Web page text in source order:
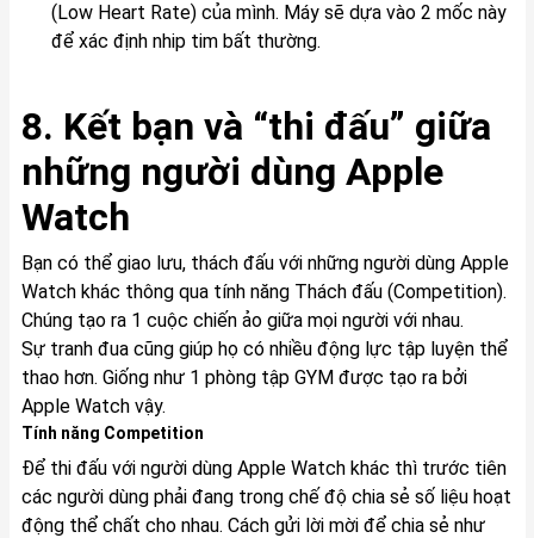
(Low Heart Rate) của mình. Máy sẽ dựa vào 2 mốc này
để xác định nhip tim bất thường.
8. Kết bạn và “thi đấu” giữa
những người dùng Apple
Watch
Bạn có thể giao lưu, thách đấu với những người dùng Apple
Watch khác thông qua tính năng Thách đấu (Competition).
Chúng tạo ra 1 cuộc chiến ảo giữa mọi người với nhau.
Sự tranh đua cũng giúp họ có nhiều động lực tập luyện thể
thao hơn. Giống như 1 phòng tập GYM được tạo ra bởi
Apple Watch vậy.
Tính năng Competition
Để thi đấu với người dùng Apple Watch khác thì trước tiên
các người dùng phải đang trong chế độ chia sẻ số liệu hoạt
động thể chất cho nhau. Cách gửi lời mời để chia sẻ như